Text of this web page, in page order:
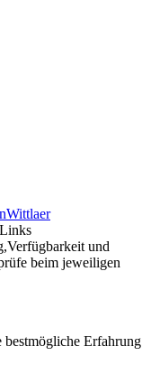
und
beim jeweiligen
bestmögliche Erfahrung